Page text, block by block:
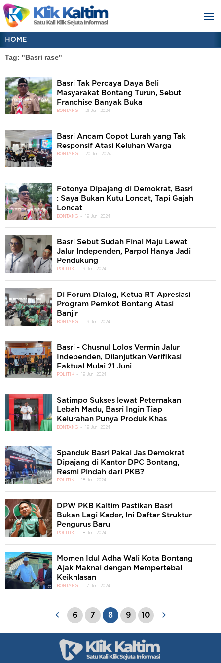
HOME
Tag: "Basri rase"
Basri Tak Percaya Daya Beli
Masyarakat Bontang Turun, Sebut
Franchise Banyak Buka
BONTANG 21 Juni 2024
Basri Ancam Copot Lurah yang Tak
Responsif Atasi Keluhan Warga
BONTANG 20 Juni 2024
Fotonya Dipajang di Demokrat, Basri
: Saya Bukan Kutu Loncat, Tapi Gajah
Loncat
BONTANG 19 Juni 2024
Basri Sebut Sudah Final Maju Lewat
Jalur Independen, Parpol Hanya Jadi
Pendukung
POLITIK 19 Juni 2024
Di Forum Dialog, Ketua RT Apresiasi
Program Pemkot Bontang Atasi
Banjir
BONTANG 19 Juni 2024
Basri - Chusnul Lolos Vermin Jalur
Independen, Dilanjutkan Verifikasi
Faktual Mulai 21 Juni
POLITIK 19 Juni 2024
Satimpo Sukses lewat Peternakan
Lebah Madu, Basri Ingin Tiap
Kelurahan Punya Produk Khas
BONTANG 19 Juni 2024
Spanduk Basri Pakai Jas Demokrat
Dipajang di Kantor DPC Bontang,
Resmi Pindah dari PKB?
POLITIK 18 Juni 2024
DPW PKB Kaltim Pastikan Basri
Bukan Lagi Kader, Ini Daftar Struktur
Pengurus Baru
POLITIK 18 Juni 2024
Momen Idul Adha Wali Kota Bontang
Ajak Maknai dengan Mempertebal
Keikhlasan
BONTANG 17 Juni 2024
6 7 8 9 10